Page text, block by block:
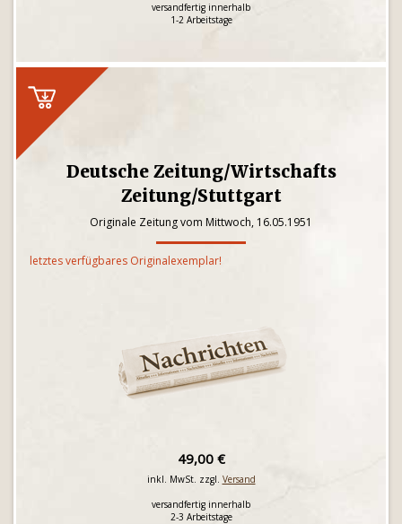
versandfertig innerhalb
1-2 Arbeitstage
Deutsche Zeitung/Wirtschafts
Zeitung/Stuttgart
Originale Zeitung vom Mittwoch, 16.05.1951
letztes verfügbares Originalexemplar!
49,00 €
inkl. MwSt. zzgl. Versand
versandfertig innerhalb
2-3 Arbeitstage